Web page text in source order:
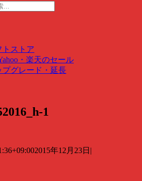
トストア
・楽天のセール
プグレード・延長
1
2015年12月23日 |